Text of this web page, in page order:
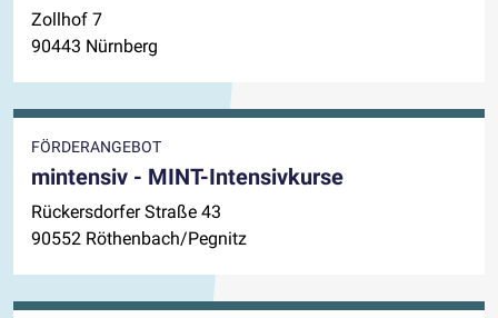
Zollhof 7
90443 Nürnberg
FÖRDERANGEBOT
mintensiv - MINT-Intensivkurse
Rückersdorfer Straße 43
90552 Röthenbach/Pegnitz